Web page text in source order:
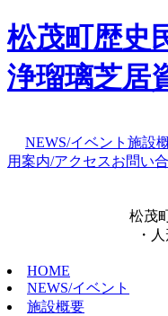
松茂町歴史
浄瑠璃芝居
NEWS/イベント 施設
用案内/アクセスお問い
松茂
・
HOME
NEWS/イベント
施設概要